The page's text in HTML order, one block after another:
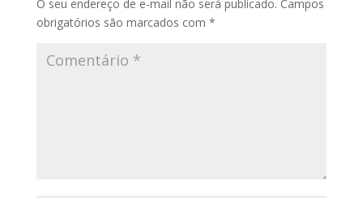
O seu endereço de e-mail não será publicado. Campos
obrigatórios são marcados com *